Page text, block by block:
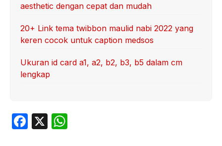
aesthetic dengan cepat dan mudah
20+ Link tema twibbon maulid nabi 2022 yang
keren cocok untuk caption medsos
Ukuran id card a1, a2, b2, b3, b5 dalam cm
lengkap
F
X